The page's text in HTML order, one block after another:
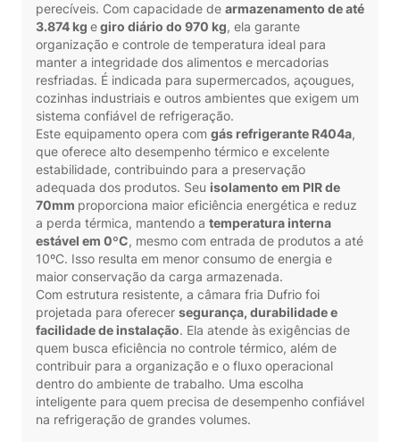
perecíveis. Com capacidade de armazenamento de até
3.874 kg egiro diário do 970 kg, ela garante
organização e controle de temperatura ideal para
manter a integridade dos alimentos e mercadorias
resfriadas. É indicada para supermercados, açougues,
cozinhas industriais e outros ambientes que exigem um
sistema confiável de refrigeração.
Este equipamento opera com gás refrigerante R404a,
que oferece alto desempenho térmico e excelente
estabilidade, contribuindo para a preservação
adequada dos produtos. Seu isolamento em PIR de
70mm proporciona maior eficiência energética e reduz
a perda térmica, mantendo a temperatura interna
estável em 0ºC, mesmo com entrada de produtos a até
10ºC. Isso resulta em menor consumo de energia e
maior conservação da carga armazenada.
Com estrutura resistente, a câmara fria Dufrio foi
projetada para oferecer segurança, durabilidade e
facilidade de instalação. Ela atende às exigências de
quem busca eficiência no controle térmico, além de
contribuir para a organização e o fluxo operacional
dentro do ambiente de trabalho. Uma escolha
inteligente para quem precisa de desempenho confiável
na refrigeração de grandes volumes.